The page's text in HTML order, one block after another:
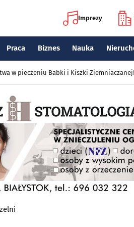
Imprezy
Praca Biznes Nauka
w pieczeniu Babki i Kiszki Ziemniaczanej